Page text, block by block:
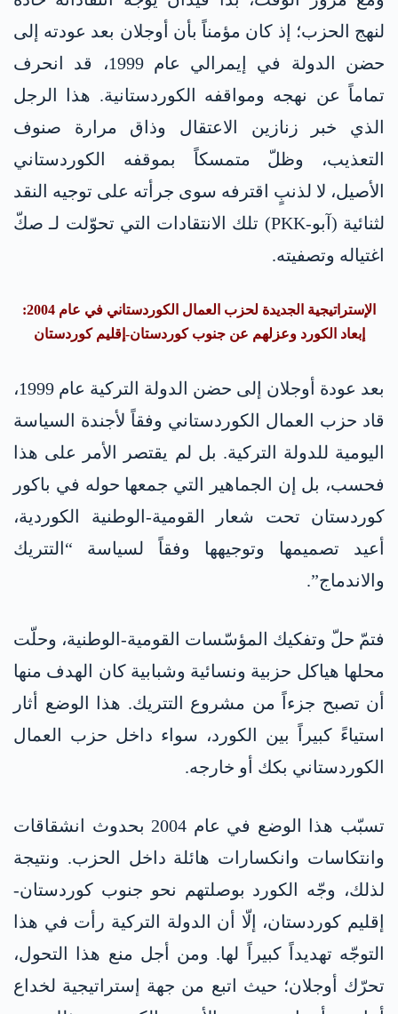
لنهج الحزب؛ إذ كان مؤمناً بأن أوجلان بعد عودته إلى
حضن الدولة في إيمرالي عام 1999، قد انحرف
تماماً عن نهجه ومواقفه الكوردستانية. هذا الرجل
الذي خبر زنازين الاعتقال وذاق مرارة صنوف
التعذيب، وظلّ متمسكاً بموقفه الكوردستاني
الأصيل، لا لذنبٍ اقترفه سوى جرأته على توجيه النقد
لثنائية (آبو-PKK) تلك الانتقادات التي تحوّلت لـ صكّ
اغتياله وتصفيته.
الإستراتيجية الجديدة لحزب العمال الكوردستاني في عام 2004:
إبعاد الكورد وعزلهم عن جنوب كوردستان-إقليم كوردستان
بعد عودة أوجلان إلى حضن الدولة التركية عام 1999،
قاد حزب العمال الكوردستاني وفقاً لأجندة السياسة
اليومية للدولة التركية. بل لم يقتصر الأمر على هذا
فحسب، بل إن الجماهير التي جمعها حوله في باكور
كوردستان تحت شعار القومية-الوطنية الكوردية،
أعيد تصميمها وتوجيهها وفقاً لسياسة “التتريك
والاندماج”.
فتمّ حلّ وتفكيك المؤسّسات القومية-الوطنية، وحلّت
محلها هياكل حزبية ونسائية وشبابية كان الهدف منها
أن تصبح جزءاً من مشروع التتريك. هذا الوضع أثار
استياءً كبيراً بين الكورد، سواء داخل حزب العمال
الكوردستاني بكك أو خارجه.
تسبّب هذا الوضع في عام 2004 بحدوث انشقاقات
وانتكاسات وانكسارات هائلة داخل الحزب. ونتيجة
لذلك، وجّه الكورد بوصلتهم نحو جنوب كوردستان-
إقليم كوردستان، إلّا أن الدولة التركية رأت في هذا
التوجّه تهديداً كبيراً لها. ومن أجل منع هذا التحول،
تحرّك أوجلان؛ حيث اتبع من جهة إستراتيجية لخداع